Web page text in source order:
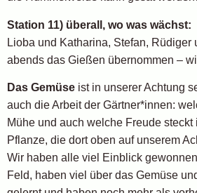
Station 11) überall, wo was wächst:
Lioba und Katharina, Stefan, Rüdiger
abends das Gießen übernommen –
Das Gemüse ist in unserer Achtung
auch die Arbeit der Gärtner*innen:
Mühe und auch welche Freude
Pflanze, die dort oben auf unserem
Wir haben alle viel Einblick
Feld, haben viel über das Gemüse